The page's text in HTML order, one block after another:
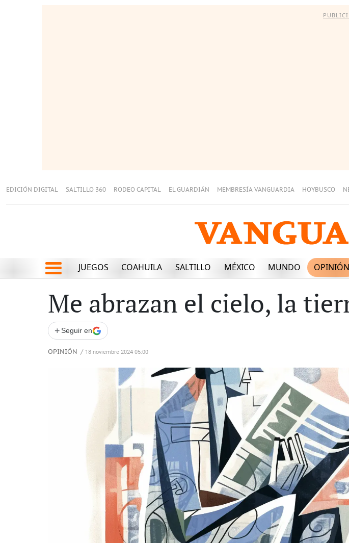
EDICIÓN DIGITAL SALTILLO 360 RODEO CAPITAL EL GUARDIÁN MEMBRESÍA VANGUARDIA HOYBUSCO
JUEGOS COAHUILA SALTILLO MÉXICO MUNDO OPINIÓN
Me abrazan el cielo, la
+ Seguir en
OPINIÓN / 18 noviembre 2024 05:00